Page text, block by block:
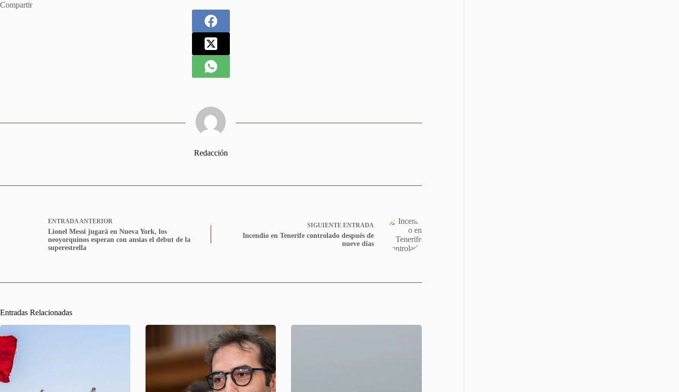
Compartir
Redacción
ENTRADAANTERIOR
Lionel Messi jugará en Nueva York, los
neoyorquinos esperan con ansias el debut de la
superestrella
SIGUIENTE ENTRADA
Incendio en Tenerife controlado después de
nueve días
Entradas Relacionadas